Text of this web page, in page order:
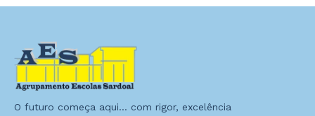
O futuro começa aqui… com rigor, excelência